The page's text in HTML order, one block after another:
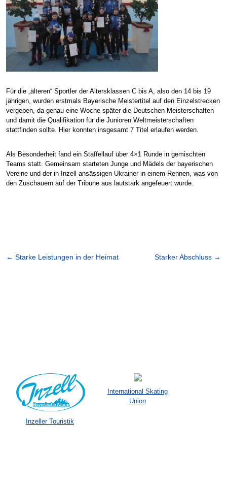
Für die „älteren“ Sportler der Altersklassen C bis A, also den 14 bis 19
jährigen, wurden erstmals Bayerische Meistertitel auf den Einzelstrecken
vergeben, da genau eine Woche später die Deutschen Meisterschaften
und damit die Qualifikation für die Junioren Weltmeisterschaften
stattfinden sollte. Hier konnten insgesamt 7 Titel erlaufen werden.
Als Besonderheit fand ein Staffellauf über 4×1 Runde in gemischten
Teams statt. Gemeinsam starteten Junge und Mädels der bayerischen
Vereine und der in Inzell ansässigen Ukrainer in einem Rennen, was von
den Zuschauern auf der Tribüne aus lautstark angefeuert wurde.
← Starke Leistungen in der Heimat Starker Abschluss →
Inzeller Touristik
International Skating
Union